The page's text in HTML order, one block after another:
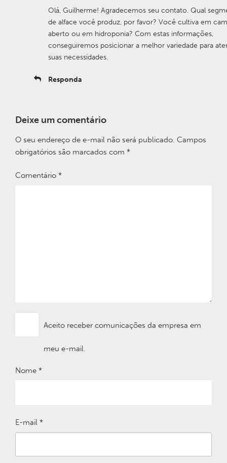
Olá, Guilherme! Agradecemos seu contato. Qual
de alface você produz, por favor? Você cultiva em
aberto ou em hidroponia? Com estas informações,
conseguiremos posicionar a melhor variedade para
suas necessidades.
Responda
Deixe um comentário
O seu endereço de e-mail não será publicado. Campos
obrigatórios são marcados com *
Comentário *
Aceito receber comunicações da empresa em
meu e-mail.
Nome *
E-mail *